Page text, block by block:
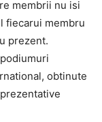
membrii nu isi
fiecarui membru
prezent.
obtinute